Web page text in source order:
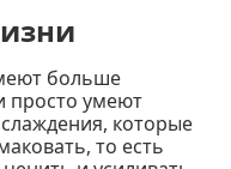
больше
просто умеют
которые
то есть